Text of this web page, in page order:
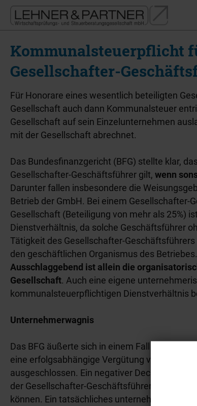
Kommunalsteuerpflicht
Gesellschafter-
Für Honorare eines wesentlich beteiligten
Gesellschaft auch dann Kommunalsteuer
Gesellschaft auf sein Einzelunternehmen
mit der Gesellschaft abrechnet.
Das Bundesfinanzgericht (BFG) stellte klar,
Gesellschafter-Geschäftsführer gilt, wenn
Darunter fallen insbesondere die
Betrieb der GmbH. Bei einem
Gesellschaft (Beteiligung von mehr als 25%)
Dienstverhältnis, da solche Geschäftsführer
Tätigkeit des Gesellschafter-
den geschäftlichen Organismus des Betriebes.
Ausschlaggebend ist allein die
Gesellschaft. Auch eine eigene
kommunalsteuerpflichtigen Dienstverhältnis
Unternehmerwagnis
Das BFG äußerte sich in einem Fall auch zur
eine erfolgsabhängige Vergütung vor, doch
ausgeschlossen. Ein negativer
der Gesellschafter-Geschäftsführer als
können. Ein tatsächliches unternehmerisches